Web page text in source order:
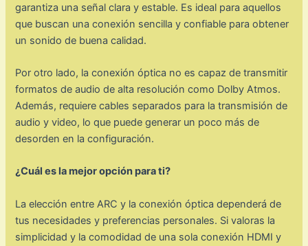
garantiza una señal clara y estable. Es ideal para aquellos
que buscan una conexión sencilla y confiable para obtener
un sonido de buena calidad.
Por otro lado, la conexión óptica no es capaz de transmitir
formatos de audio de alta resolución como Dolby Atmos.
Además, requiere cables separados para la transmisión de
audio y video, lo que puede generar un poco más de
desorden en la configuración.
¿Cuál es la mejor opción para ti?
La elección entre ARC y la conexión óptica dependerá de
tus necesidades y preferencias personales. Si valoras la
simplicidad y la comodidad de una sola conexión HDMI y